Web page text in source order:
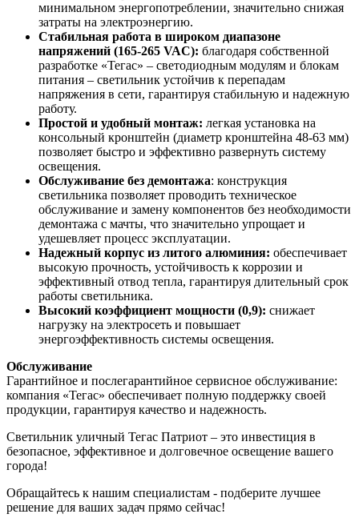
минимальном энергопотреблении, значительно снижая
затраты на электроэнергию.
Стабильная работа в широком диапазоне
напряжений (165-265 VAC): благодаря собственной
разработке «Тегас» – светодиодным модулям и блокам
питания – светильник устойчив к перепадам
напряжения в сети, гарантируя стабильную и надежную
работу.
Простой и удобный монтаж: легкая установка на
консольный кронштейн (диаметр кронштейна 48-63 мм)
позволяет быстро и эффективно развернуть систему
освещения.
Обслуживание без демонтажа: конструкция
светильника позволяет проводить техническое
обслуживание и замену компонентов без необходимости
демонтажа с мачты, что значительно упрощает и
удешевляет процесс эксплуатации.
Надежный корпус из литого алюминия: обеспечивает
высокую прочность, устойчивость к коррозии и
эффективный отвод тепла, гарантируя длительный срок
работы светильника.
Высокий коэффициент мощности (0,9): снижает
нагрузку на электросеть и повышает
энергоэффективность системы освещения.
Обслуживание
Гарантийное и послегарантийное сервисное обслуживание:
компания «Тегас» обеспечивает полную поддержку своей
продукции, гарантируя качество и надежность.
Светильник уличный Тегас Патриот – это инвестиция в
безопасное, эффективное и долговечное освещение вашего
города!
Обращайтесь к нашим специалистам - подберите лучшее
решение для ваших задач прямо сейчас!